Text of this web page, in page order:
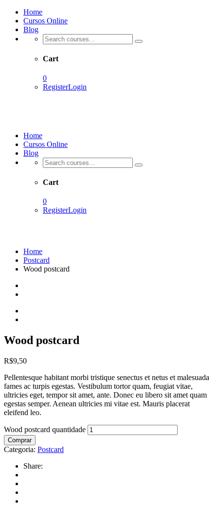
Home
Cursos Online
Blog
Cart
0
RegisterLogin
Home
Cursos Online
Blog
Cart
0
RegisterLogin
Home
Postcard
Wood postcard
Wood postcard
R$9,50
Pellentesque habitant morbi tristique senectus et netus et malesuada
fames ac turpis egestas. Vestibulum tortor quam, feugiat vitae,
ultricies eget, tempor sit amet, ante. Donec eu libero sit amet quam
egestas semper. Aenean ultricies mi vitae est. Mauris placerat
eleifend leo.
Wood postcard quantidade
Comprar
Categoria: Postcard
Share: